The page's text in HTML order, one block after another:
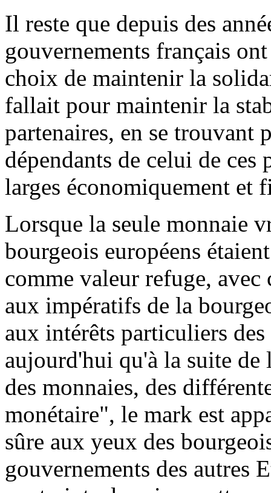
Il reste que depuis des
gouvernements français
choix de maintenir la
fallait pour maintenir la
partenaires, en se trouvant
dépendants de celui de ces
larges économiquement et
Lorsque la seule monnaie
bourgeois européens
comme valeur refuge,
aux impératifs de la
aux intérêts particuliers
aujourd'hui qu'à la suite
des monnaies, des
monétaire", le mark est
sûre aux yeux des
gouvernements des autres